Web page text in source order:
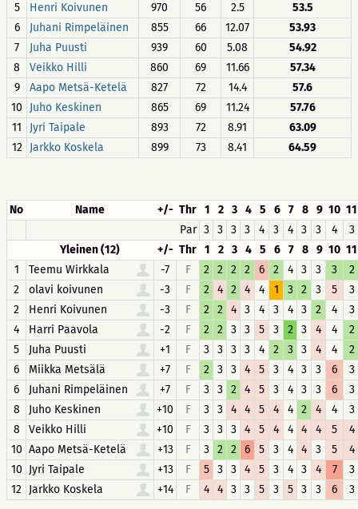
5
Henri Koivunen 970 56 2.5
53.5
6
Juhani Rimpeläinen 855 66 12.07
53.93
7
Juha Puusti 939 60 5.08
54.92
8
Veikko Hilli 860 69 11.66
57.34
9
Aapo Metsä-Ketelä 827 72 14.4
57.6
10
Juho Keskinen 865 69 11.24
57.76
11
Jyri Taipale 893 72 8.91
63.09
12
Jarkko Koskela 899 73 8.41 64.59
No Name +/- Thr 1 2 3 4 5 6 7 8 9 10 11
Par 3 3 3 3 4 3 4 3 3 4
3
Yleinen (12)
+/- Thr 1 2 3 4 5 6 7 8 9 10 11
1
Teemu Wirkkala -7 F 2 2 2 2 6 2 4 3 3 3
2
2
olavi koivunen -3 F 2 4 2 4 4 1 3 2 3 5
3
2
Henri Koivunen -3 F 2 2 4 3 4 3 4 3 2 4
3
4
Harri Paavola -2 F 2 2 3 3 5 3 2 3 4 4
2
5
Juha Puusti +1 F 3 3 3 3 4 2 3 3 4 4
2
6
Miikka Metsälä +7 F 2 3 3 4 5 3 4 3 3 6
3
6
Juhani Rimpeläinen +7 F 3 3 2 4 5 3 4 3 3 6
3
8
Juho Keskinen +10 F 3 3 4 4 5 4 4 2 4 4
3
8
Veikko Hilli +10 F 3 3 3 4 5 4 4 4 4 5
4
10 Aapo Metsä-Ketelä +13 F 3 2 2 6 5 3 4 4 3 5
4
10 Jyri Taipale +13 F 5 3 3 4 5 3 4 3 4 7
3
12 Jarkko Koskela +14 F 4 4 3 3 5 3 5 3 3 6 3